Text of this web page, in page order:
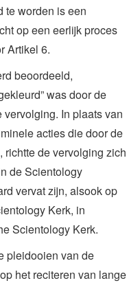
te worden is een
op een eerlijk proces
Artikel 6.
beoordeeld,
was door de
In plaats van
acties die door de
de vervolging zich
de Scientology
vervat zijn, alsook op
Kerk, in
Scientology Kerk.
pleidooien van de
het reciteren van lange